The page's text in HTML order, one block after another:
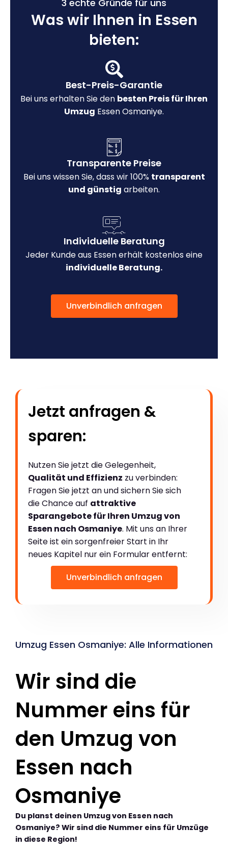
3 echte Gründe für uns
Was wir Ihnen in Essen
bieten:
Best-Preis-Garantie
Bei uns erhalten Sie den besten Preis für Ihren
Umzug Essen Osmaniye.
Transparente Preise
Bei uns wissen Sie, dass wir 100% transparent
und günstig arbeiten.
Individuelle Beratung
Jeder Kunde aus Essen erhält kostenlos eine
individuelle Beratung.
Unverbindlich anfragen
Jetzt anfragen &
sparen:
Nutzen Sie jetzt die Gelegenheit,
Qualität und Effizienz zu verbinden:
Fragen Sie jetzt an und sichern Sie sich
die Chance auf attraktive
Sparangebote für Ihren Umzug von
Essen nach Osmaniye. Mit uns an Ihrer
Seite ist ein sorgenfreier Start in Ihr
neues Kapitel nur ein Formular entfernt:
Unverbindlich anfragen
Umzug Essen Osmaniye: Alle Informationen
Wir sind die
Nummer eins für
den Umzug von
Essen nach
Osmaniye
Du planst deinen Umzug von Essen nach
Osmaniye? Wir sind die Nummer eins für Umzüge
in diese Region!